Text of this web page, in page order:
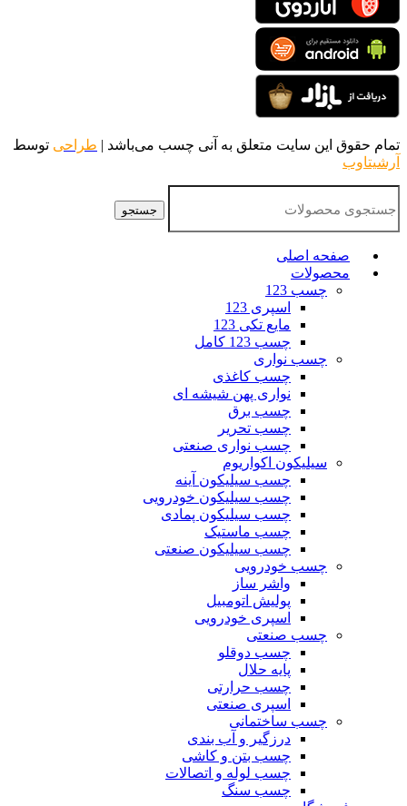
تمام حقوق این سایت متعلق به آنی چسب می‌باشد | طراحی توسط
آرشیتاوب
جستجو
صفحه اصلی
محصولات
چسب 123
اسپری 123
مایع تکی 123
چسب 123 کامل
چسب نواری
چسب کاغذی
نواری پهن شیشه ای
چسب برق
چسب تحریر
چسب نواری صنعتی
سیلیکون اکواریوم
چسب سیلیکون آینه
چسب سیلیکون خودرویی
چسب سیلیکون پمادی
چسب ماستیک
چسب سیلیکون صنعتی
چسب خودرویی
واشر ساز
پولیش اتومبیل
اسپری خودرویی
چسب صنعتی
چسب دوقلو
پایه حلال
چسب حرارتی
اسپری صنعتی
چسب ساختمانی
درزگیر و آب بندی
چسب بتن و کاشی
چسب لوله و اتصالات
چسب سنگ